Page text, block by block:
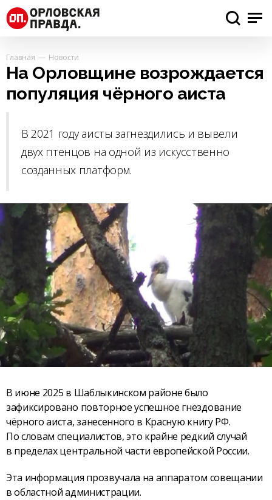
Главная Новости
На Орловщине возрождается
популяция чёрного аиста
В 2021 году аисты загнездились и вывели
двух птенцов на одной из искусственно
созданных платформ.
В июне 2025 в Шаблыкинском районе было
зафиксировано повторное успешное гнездование
чёрного аиста, занесенного в Красную книгу РФ.
По словам специалистов, это крайне редкий случай
в пределах центральной части европейской России.
Эта информация прозвучала на аппаратом совещании
в областной администрации.